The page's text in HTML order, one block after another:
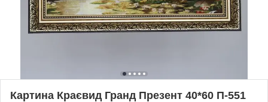
Картина Краєвид Гранд Презент 40*60 П-551